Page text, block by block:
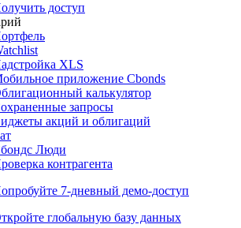
доступ
XLS
приложение Cbonds
калькулятор
запросы
акций и облигаций
Люди
контрагента
7-дневный демо-доступ
глобальную базу данных